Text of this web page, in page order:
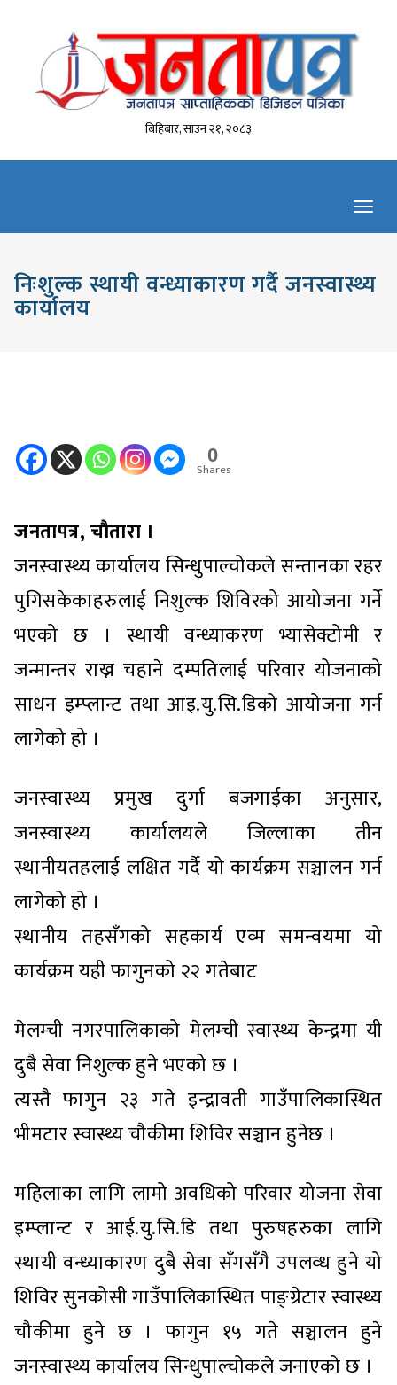
बिहिबार, साउन २१, २०८३
निःशुल्क स्थायी वन्ध्याकारण गर्दै जनस्वास्थ्य
कार्यालय
0
Shares
जनतापत्र, चौतारा ।
जनस्वास्थ्य कार्यालय सिन्धुपाल्चोकले सन्तानका रहर
पुगिसकेकाहरुलाई निशुल्क शिविरको आयोजना गर्ने
भएको छ । स्थायी वन्ध्याकरण भ्यासेक्टोमी र
जन्मान्तर राख्न चहाने दम्पतिलाई परिवार योजनाको
साधन इम्प्लान्ट तथा आइ.यु.सि.डिको आयोजना गर्न
लागेको हो ।
जनस्वास्थ्य प्रमुख दुर्गा बजगाईका अनुसार,
जनस्वास्थ्य कार्यालयले जिल्लाका तीन
स्थानीयतहलाई लक्षित गर्दै यो कार्यक्रम सञ्चालन गर्न
लागेको हो ।
स्थानीय तहसँगको सहकार्य एव्म समन्वयमा यो
कार्यक्रम यही फागुनको २२ गतेबाट
मेलम्ची नगरपालिकाको मेलम्ची स्वास्थ्य केन्द्रमा यी
दुबै सेवा निशुल्क हुने भएको छ ।
त्यस्तै फागुन २३ गते इन्द्रावती गाउँपालिकास्थित
भीमटार स्वास्थ्य चौकीमा शिविर सञ्चान हुनेछ ।
महिलाका लागि लामो अवधिको परिवार योजना सेवा
इम्प्लान्ट र आई.यु.सि.डि तथा पुरुषहरुका लागि
स्थायी वन्ध्याकारण दुबै सेवा सँगसँगै उपलव्ध हुने यो
शिविर सुनकोसी गाउँपालिकास्थित पाङ्ग्रेटार स्वास्थ्य
चौकीमा हुने छ । फागुन १५ गते सञ्चालन हुने
जनस्वास्थ्य कार्यालय सिन्धुपाल्चोकले जनाएको छ ।